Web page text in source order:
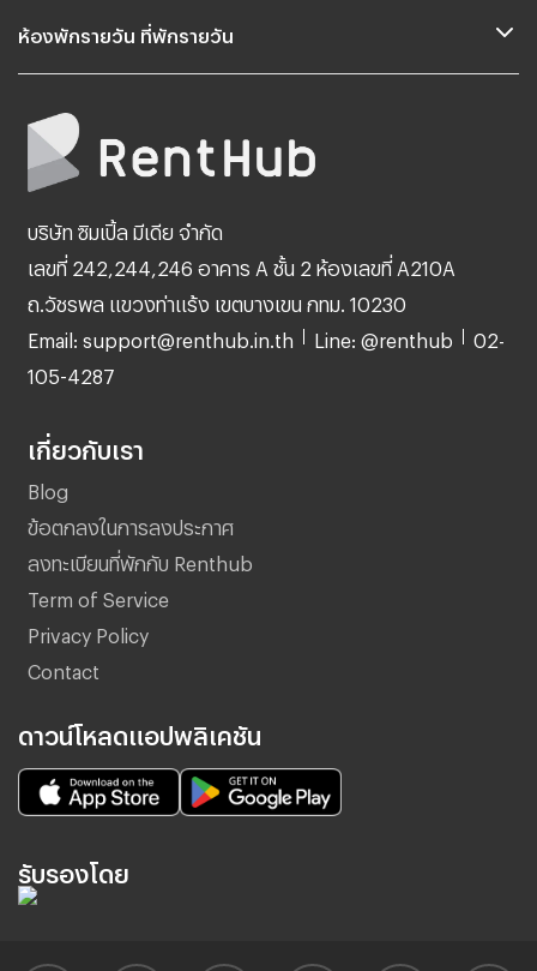
ห้องพักรายวัน ที่พักรายวัน
บริษัท ซิมเปิ้ล มีเดีย จำกัด
เลขที่ 242,244,246 อาคาร A ชั้น 2 ห้องเลขที่ A210A
ถ.วัชรพล แขวงท่าแร้ง เขตบางเขน กทม. 10230
Email: support@renthub.in.th Line: @renthub 02-
105-4287
เกี่ยวกับเรา
Blog
ข้อตกลงในการลงประกาศ
ลงทะเบียนที่พักกับ Renthub
Term of Service
Privacy Policy
Contact
ดาวน์โหลดแอปพลิเคชัน
รับรองโดย